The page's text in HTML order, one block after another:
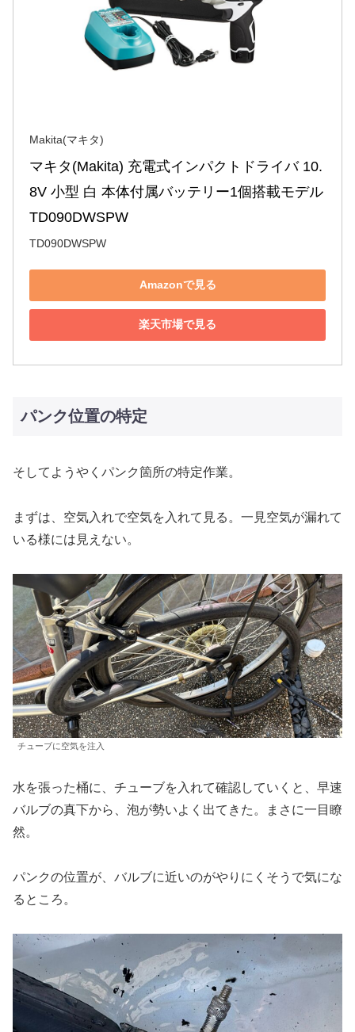
Makita(マキタ)
マキタ(Makita) 充電式インパクトドライバ 10.
8V 小型 白 本体付属バッテリー1個搭載モデル
TD090DWSPW
TD090DWSPW
Amazonで見る
楽天市場で見る
パンク位置の特定
そしてようやくパンク箇所の特定作業。
まずは、空気入れで空気を入れて見る。一見空気が漏れて
いる様には見えない。
チューブに空気を注入
水を張った桶に、チューブを入れて確認していくと、早速
バルブの真下から、泡が勢いよく出てきた。まさに一目瞭
然。
パンクの位置が、バルブに近いのがやりにくそうで気にな
るところ。